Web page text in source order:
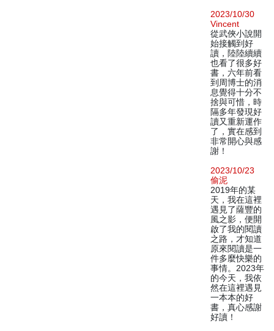
2023/10/30
Vincent
從武俠小說開
始接觸到好
讀，陸陸續續
也看了很多好
書，六年前看
到周博士的消
息覺得十分不
捨與可惜，時
隔多年發現好
讀又重新運作
了，實在感到
非常開心與感
謝！
2023/10/23
偷泥
2019年的某
天，我在這裡
遇見了薩豐的
風之影，便開
啟了我的閱讀
之路，才知道
原來閱讀是一
件多麼快樂的
事情。2023年
的今天，我依
然在這裡遇見
一本本的好
書，真心感謝
好讀！